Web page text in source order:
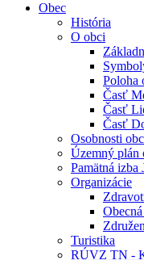
Obec
História
O obci
Poloha
Časť
Časť
Časť
Osobnosti
Územný plán
Pamätná izba
Organizácie
Turistika
RÚVZ TN -